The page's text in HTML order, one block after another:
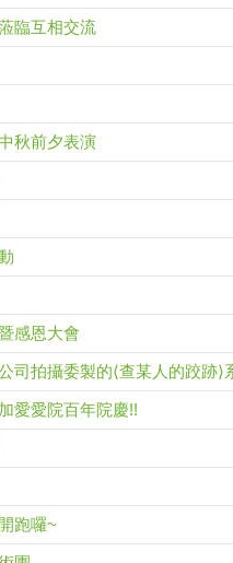
臨互相交流
秋前夕表演
感恩大會
司拍攝委製的⟨查某人的跤跡⟩
愛愛院百年院慶!!
跑囉~